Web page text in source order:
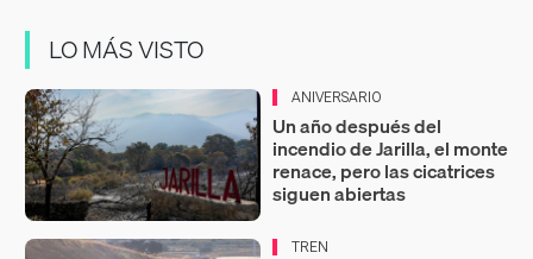
LO MÁS VISTO
ANIVERSARIO
Un año después del
incendio de Jarilla, el monte
renace, pero las cicatrices
siguen abiertas
TREN